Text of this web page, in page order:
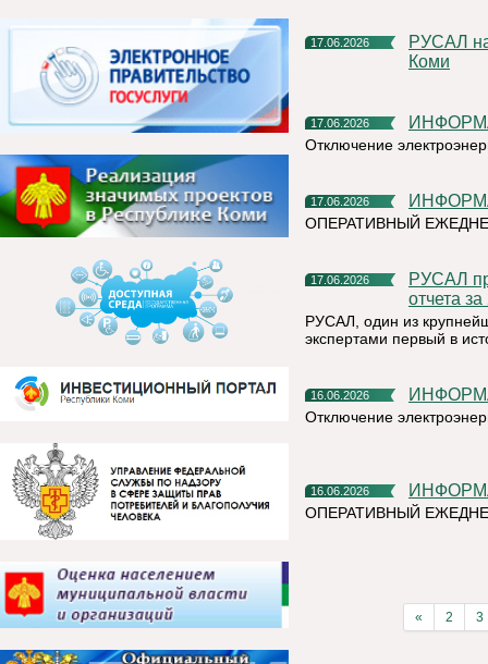
17.06.2026
РУСАЛ направит более 13 миллионов рублей на развитие
Коми
17.06.2026
Отключение
17.06.2026
ОПЕРАТИВНЫЙ
17.06.2026
РУСАЛ провел общественно-экспертные заверения Единого
отчета
РУСАЛ, один из
экспертами первый в
16.06.2026
Отключение
16.06.2026
ОПЕРАТИВНЫЙ
« 2 3